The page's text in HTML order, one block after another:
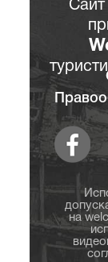
Сайт
на